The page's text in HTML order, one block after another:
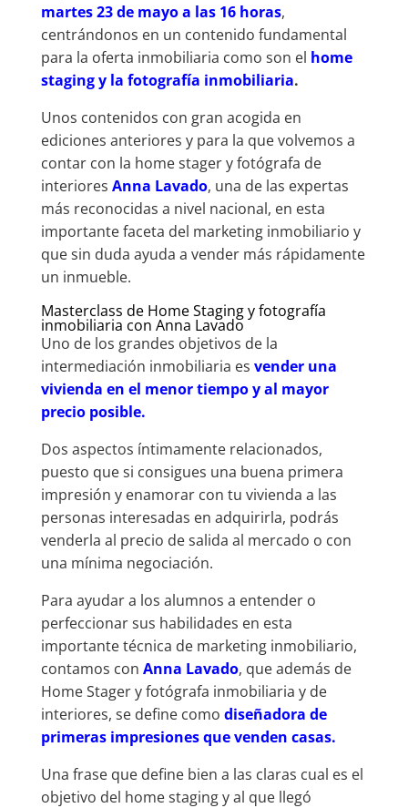
martes 23 de mayo a las 16 horas,
centrándonos en un contenido fundamental
para la oferta inmobiliaria como son el home
staging y la fotografía inmobiliaria.
Unos contenidos con gran acogida en
ediciones anteriores y para la que volvemos a
contar con la home stager y fotógrafa de
interiores Anna Lavado, una de las expertas
más reconocidas a nivel nacional, en esta
importante faceta del marketing inmobiliario y
que sin duda ayuda a vender más rápidamente
un inmueble.
Masterclass de Home Staging y fotografía
inmobiliaria con Anna Lavado
Uno de los grandes objetivos de la
intermediación inmobiliaria es vender una
vivienda en el menor tiempo y al mayor
precio posible.
Dos aspectos íntimamente relacionados,
puesto que si consigues una buena primera
impresión y enamorar con tu vivienda a las
personas interesadas en adquirirla, podrás
venderla al precio de salida al mercado o con
una mínima negociación.
Para ayudar a los alumnos a entender o
perfeccionar sus habilidades en esta
importante técnica de marketing inmobiliario,
contamos con Anna Lavado, que además de
Home Stager y fotógrafa inmobiliaria y de
interiores, se define como diseñadora de
primeras impresiones que venden casas.
Una frase que define bien a las claras cual es el
objetivo del home staging y al que llegó